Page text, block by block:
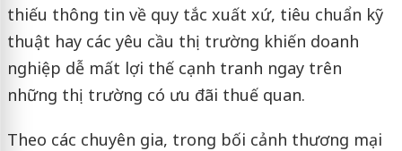
thiếu thông tin về quy tắc xuất xứ, tiêu chuẩn kỹ
thuật hay các yêu cầu thị trường khiến doanh
nghiệp dễ mất lợi thế cạnh tranh ngay trên
những thị trường có ưu đãi thuế quan.
Theo các chuyên gia, trong bối cảnh thương mại